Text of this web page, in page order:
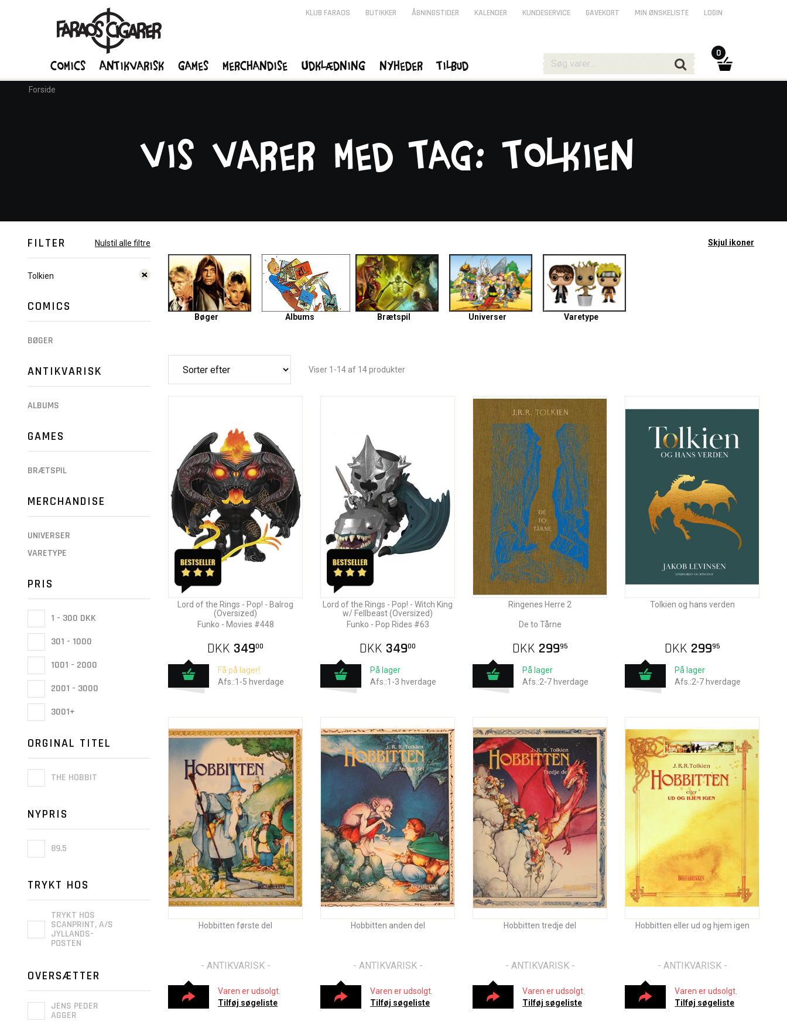
Forside
Vis varer med tag: Tolkien
FILTER Nulstil alle filtre
Tolkien
COMICS
BØGER
ANTIKVARISK
ALBUMS
GAMES
BRÆTSPIL
MERCHANDISE
UNIVERSER
VARETYPE
PRIS
1 - 300 DKK
301 - 1000
1001 - 2000
2001 - 3000
3001+
ORGINAL TITEL
THE HOBBIT
NYPRIS
89.5
TRYKT HOS
TRYKT HOS
SCANPRINT, A/S
JYLLANDS-
POSTEN
OVERSÆTTER
JENS PEDER
AGGER
Skjul ikoner
Bøger Albums Brætspil Universer Varetype
Viser 1-14 af 14 produkter
Lord of the Rings - Pop! - Balrog
(Oversized)
Funko - Movies #448
DKK 34900
Få på lager!
Afs.:1-5 hverdage
Lord of the Rings - Pop! - Witch King
w/ Fellbeast (Oversized)
Funko - Pop Rides #63
DKK 34900
På lager
Afs.:1-3 hverdage
Ringenes Herre 2
De to Tårne
DKK 29995
På lager
Afs.:2-7 hverdage
Tolkien og hans verden
DKK 29995
På lager
Afs.:2-7 hverdage
Hobbitten første del
- ANTIKVARISK -
Varen er udsolgt.
Tilføj søgeliste
Hobbitten anden del
- ANTIKVARISK -
Varen er udsolgt.
Tilføj søgeliste
Hobbitten tredje del
- ANTIKVARISK -
Varen er udsolgt.
Tilføj søgeliste
Hobbitten eller ud og hjem igen
- ANTIKVARISK -
Varen er udsolgt.
Tilføj søgeliste
KLUB FARAOS BUTIKKER ÅBNINGSTIDER KALENDER KUNDESERVICE GAVEKORT MIN ØNSKELISTE LOGIN
Comics Antikvarisk Games Merchandise Udklædning Nyheder Tilbud
0